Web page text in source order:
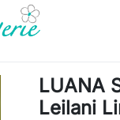
LUANA
Leilani